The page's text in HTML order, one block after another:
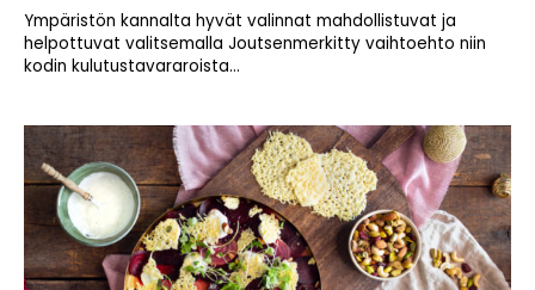
Ympäristön kannalta hyvät valinnat mahdollistuvat ja
helpottuvat valitsemalla Joutsenmerkitty vaihtoehto niin
kodin kulutustavararoista...